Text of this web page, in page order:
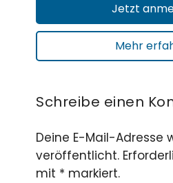
Jetzt
Mehr
Schreibe einen
Deine E-Mail-Adresse
veröffentlicht.
mit * markiert.